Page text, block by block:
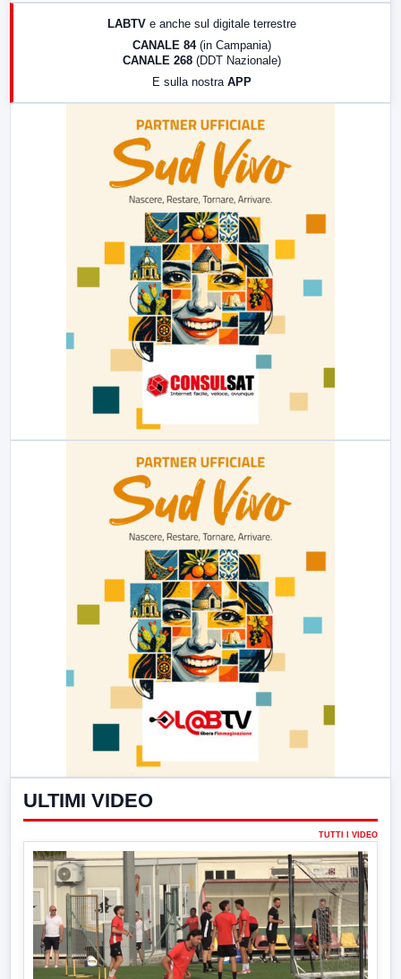
17:00 LabNews (replica)
LABTV e anche sul digitale terrestre
CANALE 84 (in Campania)
CANALE 268 (DDT Nazionale)
E sulla nostra APP
ULTIMI VIDEO
TUTTI I VIDEO